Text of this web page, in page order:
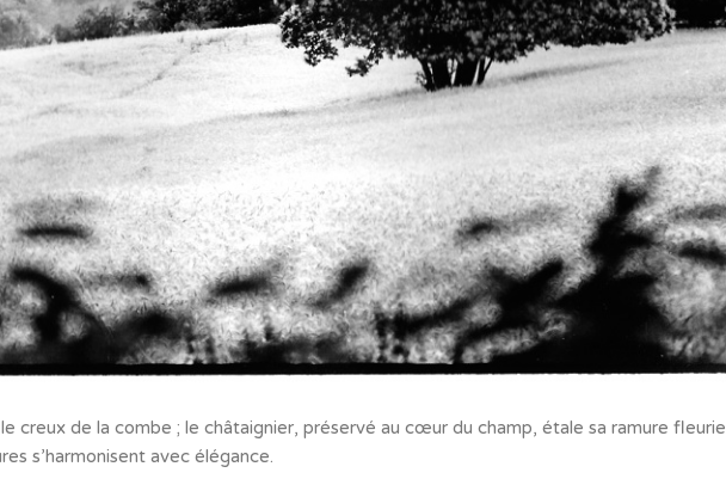
creux de la combe ; le châtaignier, préservé au cœur du champ, étale sa ramure fleurie
s’harmonisent avec élégance.